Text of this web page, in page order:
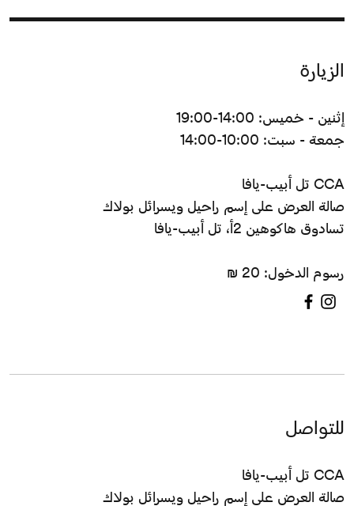
الزيارة
إثنين - خميس: 14:00-19:00
جمعة - سبت: 10:00-14:00
CCA تل أبيب-يافا
صالة العرض على إسم راحيل ويسرائل بولاك
تسادوق هاكوهين 2أ، تل أبيب-يافا
رسوم الدخول: 20 ₪
للتواصل
CCA تل أبيب-يافا
صالة العرض على إسم راحيل ويسرائل بولاك